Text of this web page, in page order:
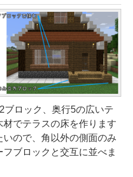
ロック、奥行5の広いテ
でテラスの床を作ります
ので、角以外の側面のみ
フブロックと交互に並べま